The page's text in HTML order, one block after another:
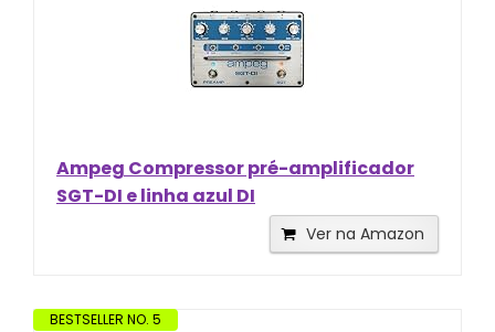
Ampeg Compressor pré-amplificador
SGT-DI e linha azul DI
Ver na Amazon
BESTSELLER NO. 5